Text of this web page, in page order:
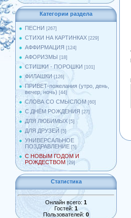
Категории раздела
ПЕСНИ [267]
СТИХИ НА КАРТИНКАХ [229]
АФФИРМАЦИЯ [124]
АФОРИЗМЫ [18]
СТИШКИ - ПОРОШКИ [101]
ФИЛАШКИ [126]
ПРИВЕТ-пожелания (утро, день,
вечер, ночь) [44]
СЛОВА СО СМЫСЛОМ [60]
С ДНЁМ РОЖДЕНИЯ [27]
ДЛЯ ЛЮБИМЫХ [5]
ДЛЯ ДРУЗЕЙ [5]
УНИВЕРСАЛЬНОЕ
ПОЗДРАВЛЕНИЕ [5]
С НОВЫМ ГОДОМ И
РОЖДЕСТВОМ [29]
Статистика
Онлайн всего: 1
Гостей: 1
Пользователей: 0